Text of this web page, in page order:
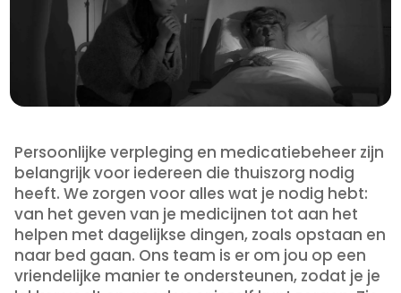
Persoonlijke verpleging en medicatiebeheer zijn
belangrijk voor iedereen die thuiszorg nodig
heeft. We zorgen voor alles wat je nodig hebt:
van het geven van je medicijnen tot aan het
helpen met dagelijkse dingen, zoals opstaan en
naar bed gaan. Ons team is er om jou op een
vriendelijke manier te ondersteunen, zodat je je